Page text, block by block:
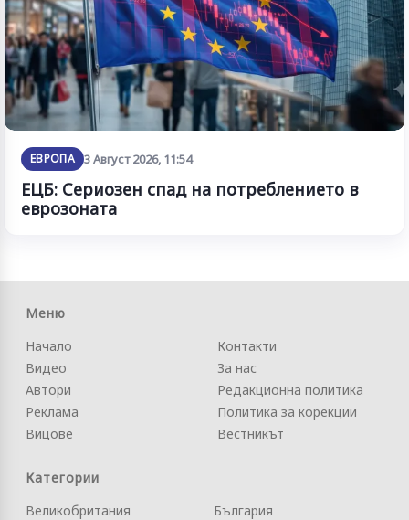
ЕВРОПА 3 Август 2026, 11:54
ЕЦБ: Сериозен спад на потреблението в
еврозоната
Меню
Начало
Видео
Автори
Реклама
Вицове
Контакти
За нас
Редакционна политика
Политика за корекции
Вестникът
Категории
Великобритания
България